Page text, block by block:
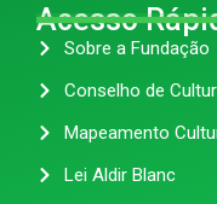
Acesso
Sobre a Fundação
Conselho de
Mapeamento
Lei Aldir Blanc